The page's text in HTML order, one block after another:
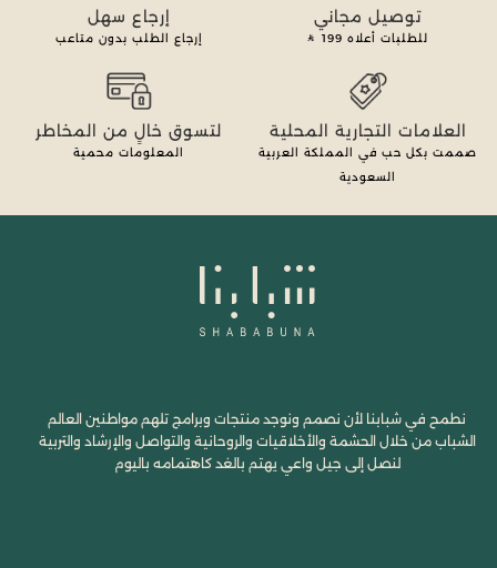
توصيل مجاني
للطلبات أعلاه 199
إرجاع سهل
إرجاع الطلب بدون متاعب
العلامات التجارية المحلية
صممت بكل حب في المملكة العربية
السعودية
لتسوق خالٍ من المخاطر
المعلومات محمية
نطمح في شبابنا لأن نصمم ونوجد منتجات وبرامج تلهم مواطنين العالم
الشباب من خلال الحشمة والأخلاقيات والروحانية والتواصل والإرشاد والتربية
لنصل إلى جيل واعي يهتم بالغد كاهتمامه باليوم